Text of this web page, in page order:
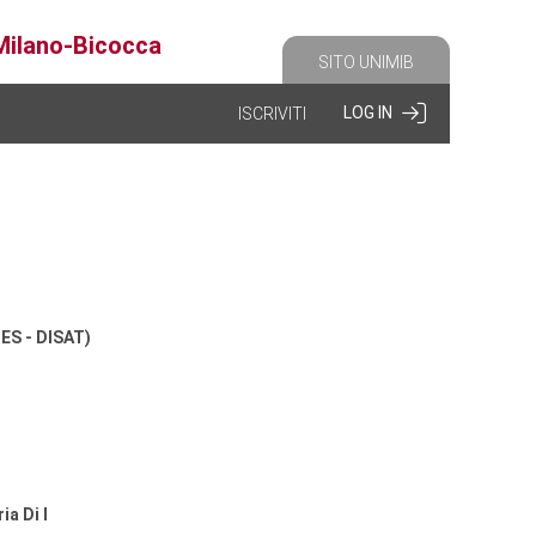
Bicocca
SITO UNIMIB
LOG IN
ISCRIVITI
- DISAT)
Di I